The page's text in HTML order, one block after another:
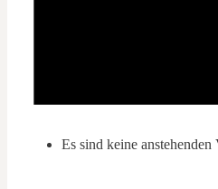
Es sind keine